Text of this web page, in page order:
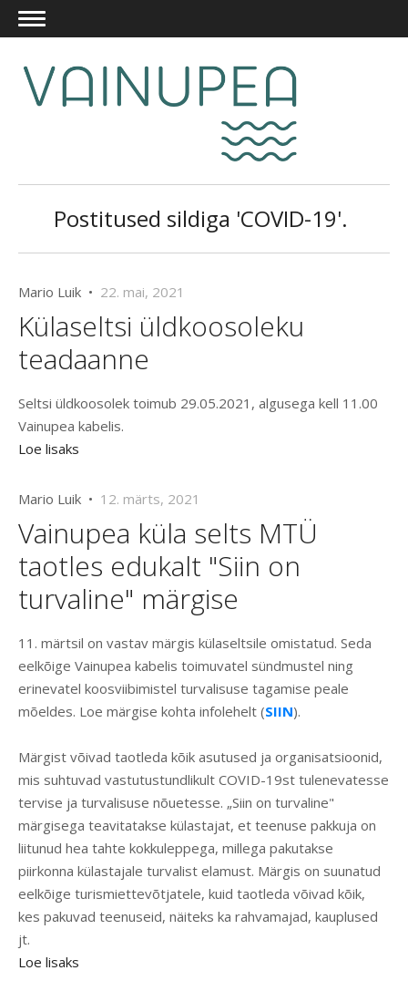
Postitused sildiga 'COVID-19'.
Mario Luik • 22. mai, 2021
Külaseltsi üldkoosoleku
teadaanne
Seltsi üldkoosolek toimub 29.05.2021, algusega kell 11.00
Vainupea kabelis.
Loe lisaks
Mario Luik • 12. märts, 2021
Vainupea küla selts MTÜ
taotles edukalt "Siin on
turvaline" märgise
11. märtsil on vastav märgis külaseltsile omistatud. Seda
eelkõige Vainupea kabelis toimuvatel sündmustel ning
erinevatel koosviibimistel turvalisuse tagamise peale
mõeldes. Loe märgise kohta infolehelt (SIIN).
Märgist võivad taotleda kõik asutused ja organisatsioonid,
mis suhtuvad vastutustundlikult COVID-19st tulenevatesse
tervise ja turvalisuse nõuetesse. „Siin on turvaline"
märgisega teavitatakse külastajat, et teenuse pakkuja on
liitunud hea tahte kokkuleppega, millega pakutakse
piirkonna külastajale turvalist elamust. Märgis on suunatud
eelkõige turismiettevõtjatele, kuid taotleda võivad kõik,
kes pakuvad teenuseid, näiteks ka rahvamajad, kauplused
jt.
Loe lisaks